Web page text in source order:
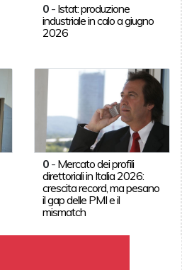
0 - Istat: produzione
industriale in calo a giugno
2026
0 - Mercato dei profili
direttoriali in Italia 2026:
crescita record, ma pesano
il gap delle PMI e il
mismatch